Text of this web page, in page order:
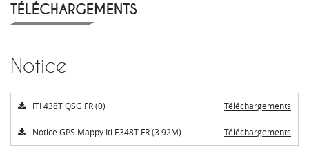
TÉLÉCHARGEMENTS
Notice
ITI 438T QSG FR (0) Téléchargements
Notice GPS Mappy Iti E348T FR (3.92M) Téléchargements